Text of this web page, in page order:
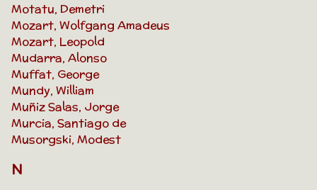
Motatu, Demetri
Mozart, Wolfgang Amadeus
Mozart, Leopold
Mudarra, Alonso
Muffat, George
Mundy, William
Muñiz Salas, Jorge
Murcia, Santiago de
Musorgski, Modest
N